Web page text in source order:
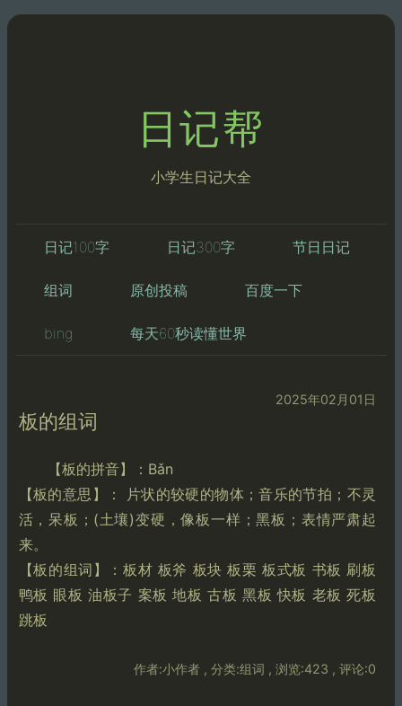
日记帮
小学生日记大全
日记100字 日记300字 节日日记
组词 原创投稿 百度一下
bing 每天60秒读懂世界
2025年02月01日
板的组词
【板的拼音】：Bǎn
【板的意思】： 片状的较硬的物体；音乐的节拍；不灵
活，呆板；(土壤)变硬，像板一样；黑板；表情严肃起
来。
【板的组词】：板材 板斧 板块 板栗 板式板 书板 刷板
鸭板 眼板 油板子 案板 地板 古板 黑板 快板 老板 死板
跳板
作者:小作者 , 分类:组词 , 浏览:423 , 评论:0